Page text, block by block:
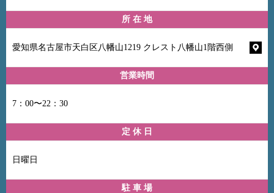
所 在 地
愛知県名古屋市天白区八幡山1219 クレスト八幡山1階西側
営業時間
7：00〜22：30
定 休 日
日曜日
駐 車 場